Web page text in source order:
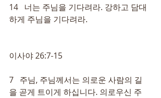
14   너는 주님을 기다려라. 강하고 담대
하게 주님을 기다려라.
이사야 26:7-15
7   주님, 주님께서는 의로운 사람의 길
을 곧게 트이게 하십니다. 의로우신 주